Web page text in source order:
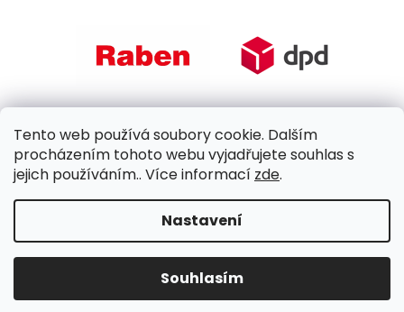
Tento web používá soubory cookie. Dalším
procházením tohoto webu vyjadřujete souhlas s
jejich používáním.. Více informací zde.
Nastavení
Souhlasím
DesignShoptetak.cz|Vytvořil Shoptet
práva vyhrazena.